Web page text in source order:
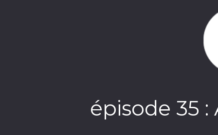
épisode 35